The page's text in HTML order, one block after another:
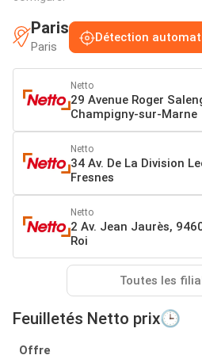
Paris
Paris
Détection
Netto
29 Avenue Roger
Champigny-sur-Marne
Netto
34 Av. De La Division
Fresnes
Netto
2 Av. Jean Jaurès,
Roi
Toutes les
Feuilletés Netto prix🕒
Offre